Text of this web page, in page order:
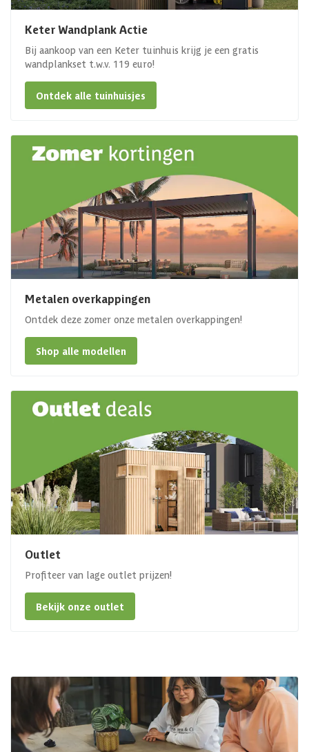
Keter Wandplank Actie
Bij aankoop van een Keter tuinhuis krijg je een gratis
wandplankset t.w.v. 119 euro!
Ontdek alle tuinhuisjes
Metalen overkappingen
Ontdek deze zomer onze metalen overkappingen!
Shop alle modellen
Outlet
Profiteer van lage outlet prijzen!
Bekijk onze outlet